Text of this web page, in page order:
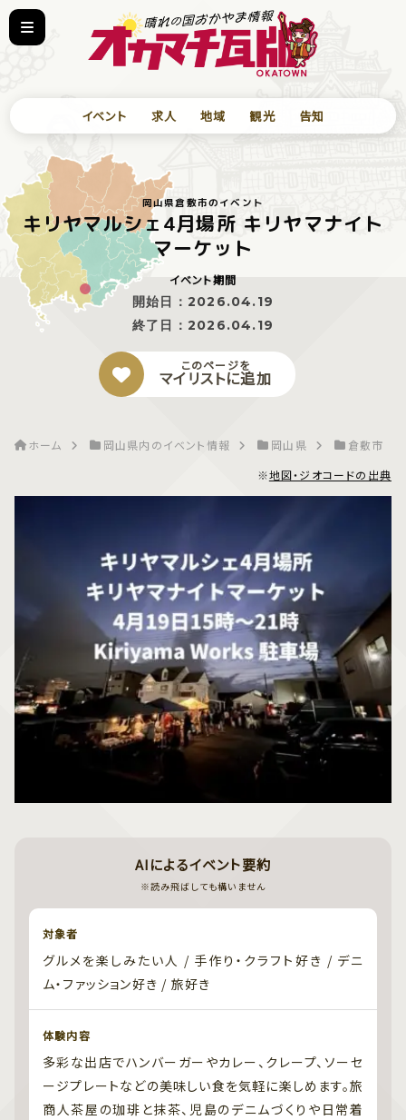
イベント 求人 地域 観光 告知
岡山県倉敷市のイベント
キリヤマルシェ4月場所 キリヤマナイト
マーケット
イベント期間
開始日： 2026.04.19
終了日： 2026.04.19
このページを
マイリストに追加
ホーム 岡山県内のイベント情報 岡山県
倉敷市
※地図・ジオコードの出典
AIによるイベント要約
※読み飛ばしても構いません
対象者
グルメを楽しみたい人 / 手作り・クラフト好き / デニ
ム・ファッション好き / 旅好き
体験内容
多彩な出店でハンバーガーやカレー、クレープ、ソーセ
ージプレートなどの美味しい食を気軽に楽しめます。旅
商人茶屋の珈琲と抹茶、児島のデニムづくりや日常着